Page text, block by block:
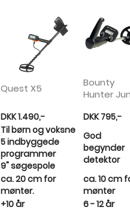
Quest X5
Bounty
Hunter
DKK1.490,- DKK 795,-
Til børn og voksne
5 indbyggede
programmer
9" søgespole
God
begynder
detektor
ca. 20 cm for
mønter.
ca. 10 cm
mønter
+10 år
6 - 12 år